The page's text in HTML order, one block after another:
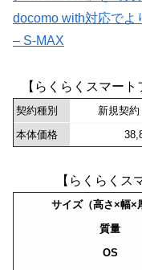
docomo with対応でよ
– S-MAX
【らくらくスマー
契約種別
新規契
本体価格
【らくらくス
サイズ（高さ×幅×
質量
OS